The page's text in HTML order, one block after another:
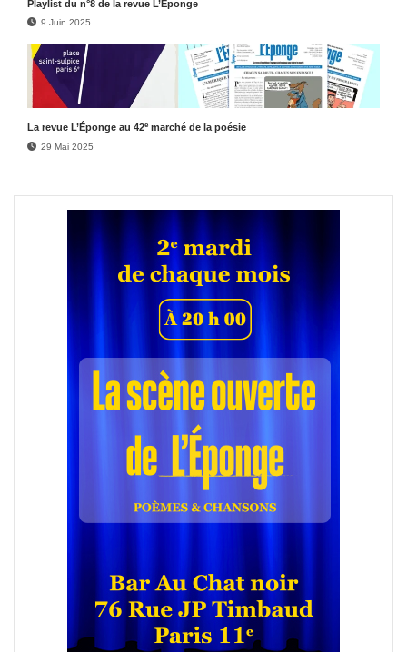
Play­list du n°8 de la revue L’Éponge
9 Juin 2025
La revue L’Éponge au 42e marché de la poésie
29 Mai 2025